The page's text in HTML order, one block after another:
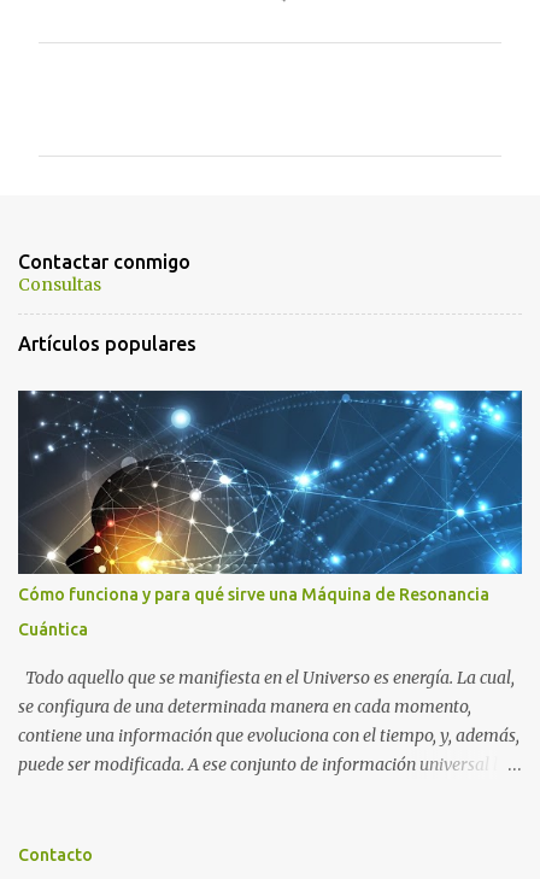
a
r
i
o
s
Contactar conmigo
Consultas
Artículos populares
Cómo funciona y para qué sirve una Máquina de Resonancia
Cuántica
Todo aquello que se manifiesta en el Universo es energía. La cual,
se configura de una determinada manera en cada momento,
contiene una información que evoluciona con el tiempo, y, además,
puede ser modificada. A ese conjunto de información universal lo
pensamos en alguien que hace tiempo que no vemos y, de repente,
Contacto